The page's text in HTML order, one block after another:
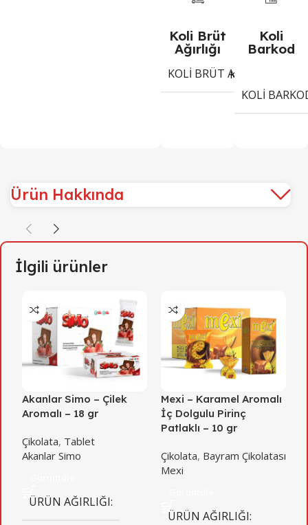
Koli Brüt
Ağırlığı
KOLI BRÜT AĞIRLIĞI
Kg
Koli
Barkod
KOLI
Ürün Hakkında
İlgili ürünler
Akanlar Simo – Çilek
Aromalı – 18 gr
Çikolata, Tablet
Akanlar Simo
ÜRÜN AĞIRLIĞI
Mexi – Karamel Aromalı
İç Dolgulu Pirinç
Patlaklı – 10 gr
Çikolata, Bayram Çikolatası
Mexi
ÜRÜN AĞIRLIĞI